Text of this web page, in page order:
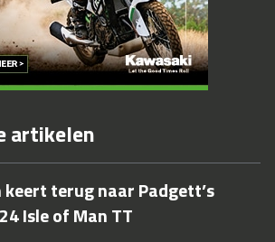
artikelen
terug naar Padgett’s
Isle of Man TT